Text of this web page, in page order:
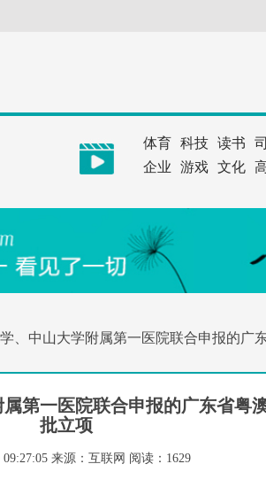
体育 科技 读书
企业
游戏 文化
、中山大学附属第一医院联合申报的广
第一医院联合申报的广东省粤
批立项
09:27:05 来源：互联网 阅读：1629